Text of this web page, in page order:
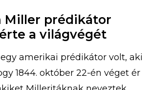
Miller prédikátor
a világvégét
amerikai prédikátor volt, aki
1844. október 22-én véget ér